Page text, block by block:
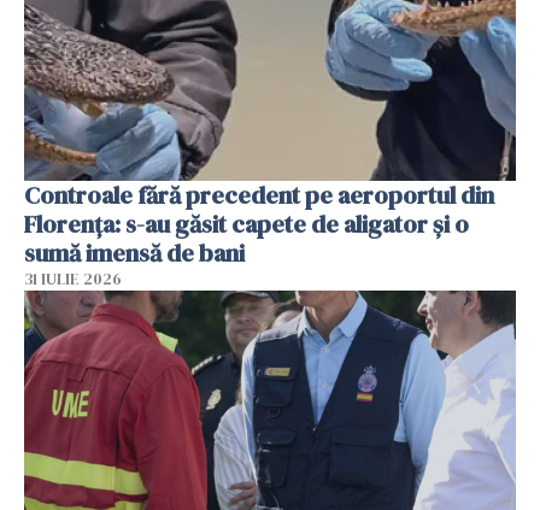
Controale fără precedent pe aeroportul din
Florența: s-au găsit capete de aligator și o
sumă imensă de bani
31 IULIE 2026